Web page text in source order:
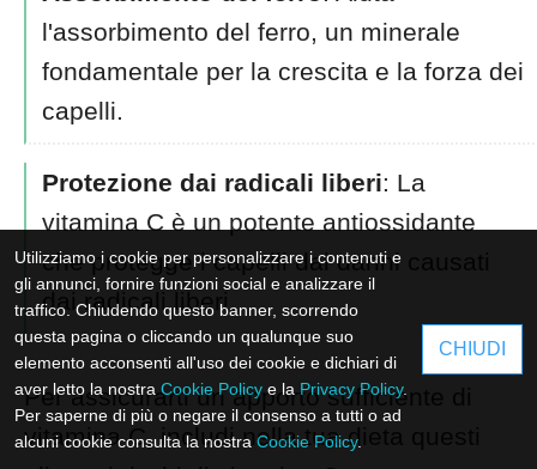
l'assorbimento del ferro, un minerale
fondamentale per la crescita e la forza dei
capelli.
Protezione dai radicali liberi: La
vitamina C è un potente antiossidante
che protegge i capelli dai danni causati
dai radicali liberi.
Per assicurarti un apporto sufficiente di
vitamina C, includi nella tua dieta questi
Utilizziamo i cookie per personalizzare i contenuti e
gli annunci, fornire funzioni social e analizzare il
traffico. Chiudendo questo banner, scorrendo
questa pagina o cliccando un qualunque suo
elemento acconsenti all'uso dei cookie e dichiari di
aver letto la nostra Cookie Policy e la Privacy Policy.
Per saperne di più o negare il consenso a tutti o ad
alcuni cookie consulta la nostra Cookie Policy.
CHIUDI